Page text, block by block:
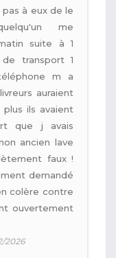
à eux de le
me
suite à 1
transport 1
m a
auraient
ils avaient
que j avais
ancien lave
faux !
demandé
colère contre
ouvertement
2026